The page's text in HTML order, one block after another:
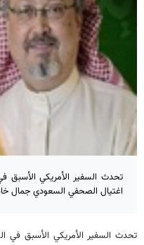
تحدث السفير الأمريكي الأسبق
اغتيال الصحفي السعودي جمال
تحدث السفير الأمريكي الأسبق في